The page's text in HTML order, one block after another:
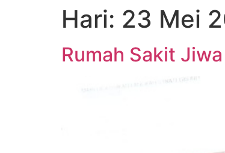
Hari: 23 Mei
Rumah Sakit